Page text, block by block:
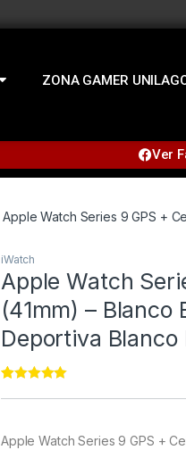
ZONA GAMER
Ver
Apple Watch Series 9 GPS +
iWatch
Apple Watch
(41mm) – Blanco
Deportiva Blanco
ratings
Apple Watch Series 9 GPS +